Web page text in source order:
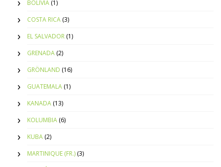
BOLÍVIA (1)
COSTA RICA (3)
EL SALVADOR (1)
GRENADA (2)
GRÖNLAND (16)
GUATEMALA (1)
KANADA (13)
KOLUMBIA (6)
KUBA (2)
MARTINIQUE (FR.) (3)